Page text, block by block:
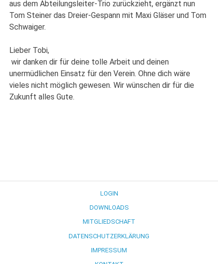
aus dem Abteilungsleiter-Trio zurückzieht, ergänzt nun
Tom Steiner das Dreier-Gespann mit Maxi Gläser und Tom
Schwaiger.
Lieber Tobi,
wir danken dir für deine tolle Arbeit und deinen
unermüdlichen Einsatz für den Verein. Ohne dich wäre
vieles nicht möglich gewesen. Wir wünschen dir für die
Zukunft alles Gute.
LOGIN
DOWNLOADS
MITGLIEDSCHAFT
DATENSCHUTZERKLÄRUNG
IMPRESSUM